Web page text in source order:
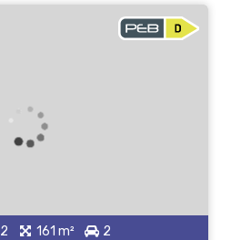
2 161 m² 2